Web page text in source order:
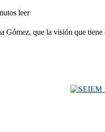
leer
Gómez, que la visión que